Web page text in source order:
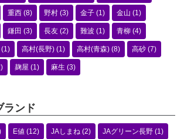
重西 (8) 野村 (3) 金子 (1) 金山 (1)
鎌田 (3) 長友 (2) 難波 (1) 青柳 (4)
(1) 高村(長野) (1) 高村(青森) (8) 高砂 (7)
麹屋 (1) 麻生 (3)
ランド
E値 (12) JAしまね (2) JAグリーン長野 (1)